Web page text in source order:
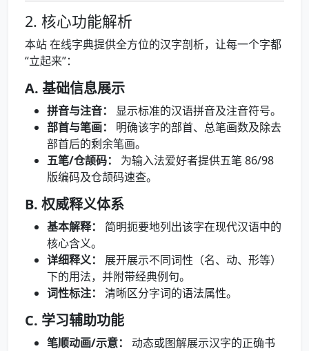
2. 核心功能解析
本站 在线字典提供全方位的汉字剖析，让每一个字都
“立起来”：
A. 基础信息展示
拼音与注音：
显示标准的汉语拼音及注音符号。
部首与笔画：
明确该字的部首、总笔画数及除去
部首后的剩余笔画。
五笔/仓颉码：
为输入法爱好者提供五笔 86/98
版编码及仓颉码速查。
B. 权威释义体系
基本解释：
简明扼要地列出该字在现代汉语中的
核心含义。
详细释义：
展开展示不同词性（名、动、形等）
下的用法，并附带经典例句。
词性标注：
清晰区分字词的语法属性。
C. 学习辅助功能
笔顺动画/示意：
动态或图解展示汉字的正确书